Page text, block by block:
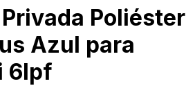
Poliéster
Azul para
6lpf